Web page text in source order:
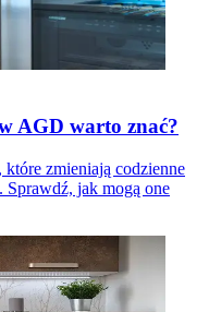
AGD warto znać?
zmieniają codzienne
Sprawdź, jak mogą one